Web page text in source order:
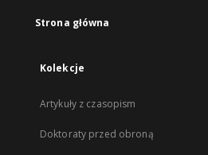
Strona główna
Kolekcje
Artykuły z czasopism
Doktoraty przed obroną